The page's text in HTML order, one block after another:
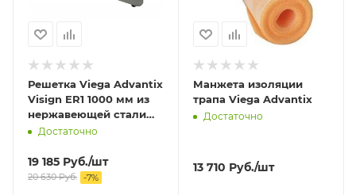
Решетка Viega Advantix
Visign ER1 1000 мм из
нержавеющей стали
Достаточно
19 185 Руб./шт
20 630Руб. -7%
Манжета изоляции
трапа Viega Advantix
Достаточно
13 710 Руб./шт